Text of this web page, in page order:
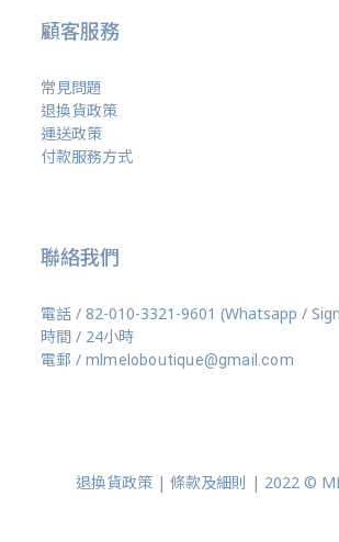
顧客服務
常見問題
退換貨政策
運送政策
付款服務方式
聯絡我們
電話 / 82-010-3321-9601 (Whatsapp /
時間 / 24小時
電郵 / mlmeloboutique@gmail.com
退換貨政策 | 條款及細則 | 2022 ©